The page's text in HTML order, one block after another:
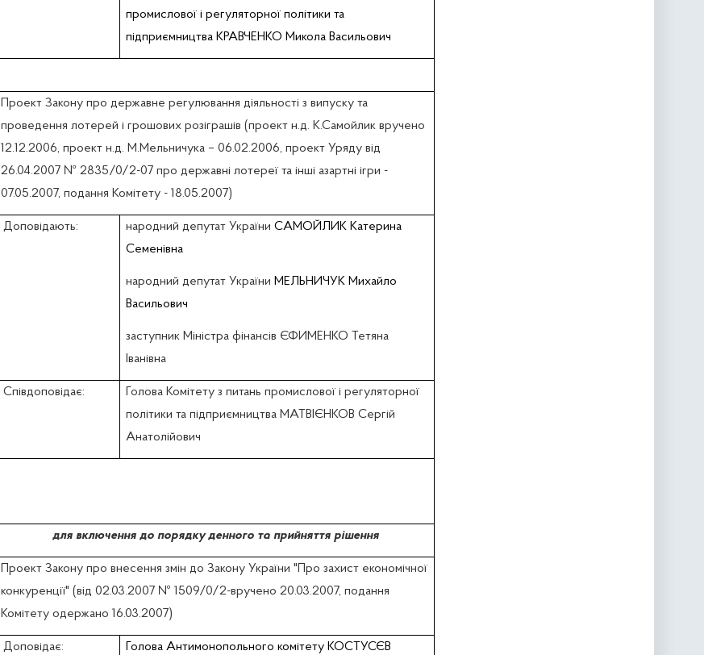
промислової i регуляторної політики та
підприємництва КРАВЧЕНКО Микола Васильович
Проект Закону про державне регулювання діяльності з випуску та
проведення лотерей і грошових розіграшів (проект н.д. К.Самойлик вручено
12.12.2006, проект н.д. М.Мельничука – 06.02.2006, проект Уряду від
26.04.2007 № 2835/0/2-07 про державні лотереї та інші азартні ігри -
07.05.2007, подання Комітету - 18.05.2007)
Доповідають: народний депутат України САМОЙЛИК Катерина
Семенівна
народний депутат України МЕЛЬНИЧУК Михайло
Васильович
заступник Міністра фінансів ЄФИМЕНКО Тетяна
Іванівна
Співдоповідає:
Голова Комітету з питань промислової i регуляторної
політики та підприємництва МАТВІЄНКОВ Сергій
Анатолійович
для включення до порядку денного та прийняття рішення
Проект Закону про внесення змін до Закону України "Про захист економічної
конкуренції" (вiд 02.03.2007 № 1509/0/2-вручено 20.03.2007, подання
Комітету одержано 16.03.2007)
Доповідає:
Голова Антимонопольного комітету КОСТУСЄВ